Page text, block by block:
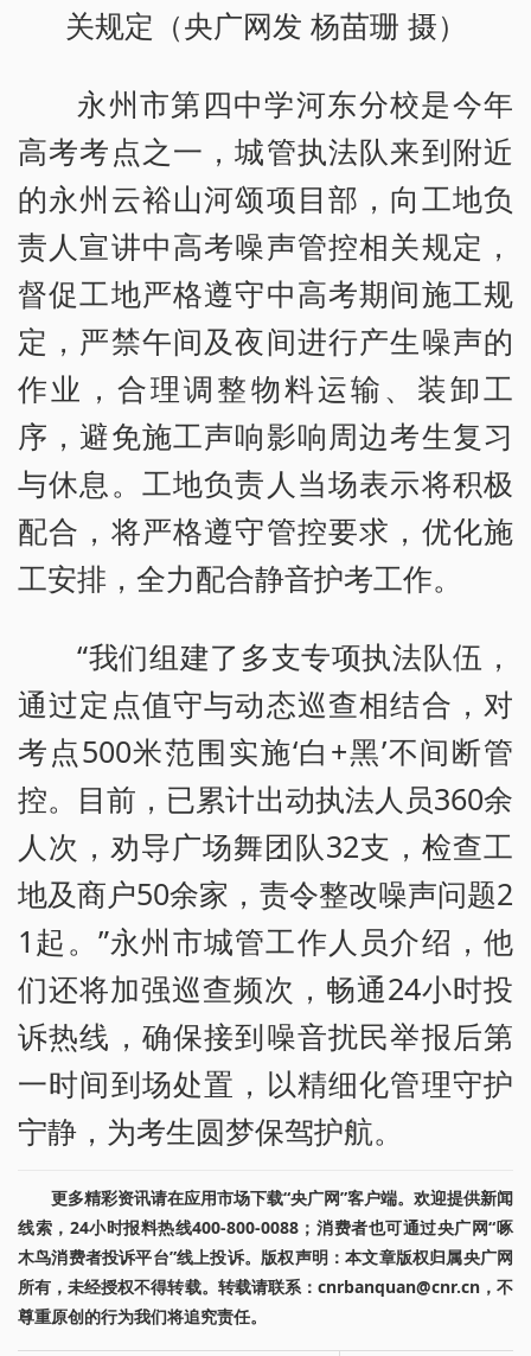
关规定（央广网发 杨苗珊 摄）
永州市第四中学河东分校是今年
高考考点之一，城管执法队来到附近
的永州云裕山河颂项目部，向工地负
责人宣讲中高考噪声管控相关规定，
督促工地严格遵守中高考期间施工规
定，严禁午间及夜间进行产生噪声的
作业，合理调整物料运输、装卸工
序，避免施工声响影响周边考生复习
与休息。工地负责人当场表示将积极
配合，将严格遵守管控要求，优化施
工安排，全力配合静音护考工作。
“我们组建了多支专项执法队伍，
通过定点值守与动态巡查相结合，对
考点500米范围实施‘白+黑’不间断管
控。目前，已累计出动执法人员360余
人次，劝导广场舞团队32支，检查工
地及商户50余家，责令整改噪声问题2
1起。”永州市城管工作人员介绍，他
们还将加强巡查频次，畅通24小时投
诉热线，确保接到噪音扰民举报后第
一时间到场处置，以精细化管理守护
宁静，为考生圆梦保驾护航。
更多精彩资讯请在应用市场下载“央广网”客户端。欢迎提供新闻
线索，24小时报料热线400-800-0088；消费者也可通过央广网“啄
木鸟消费者投诉平台”线上投诉。版权声明：本文章版权归属央广网
所有，未经授权不得转载。转载请联系：cnrbanquan@cnr.cn，不
尊重原创的行为我们将追究责任。